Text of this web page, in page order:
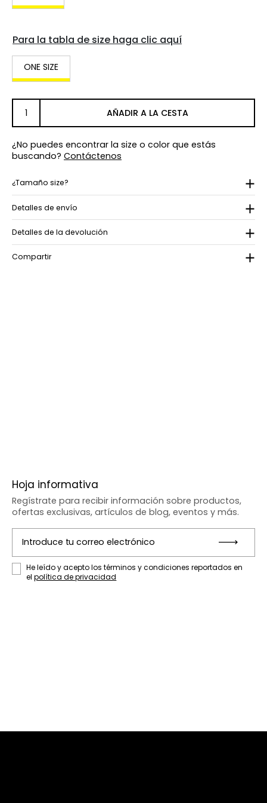
Para la tabla de size haga clic aquí
ONE SIZE
AÑADIR A LA CESTA
¿No puedes encontrar la size o color que estás
buscando? Contáctenos
¿Tamaño size?
Detalles de envío
Detalles de la devolución
Compartir
Hoja informativa
Introduce tu correo electrónico
He leído y acepto los términos y condiciones reportados en
el política de privacidad
Regístrate para recibir información sobre productos,
ofertas exclusivas, artículos de blog, eventos y más.